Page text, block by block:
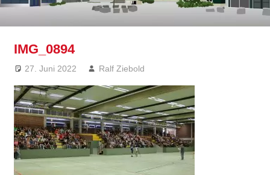
IMG_0894
27. Juni 2022 Ralf Ziebold